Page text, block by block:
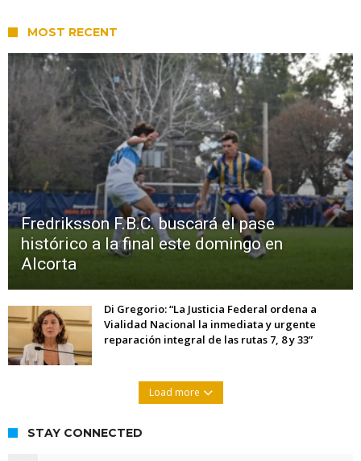
MOST RECENT
Fredriksson F.B.C. buscará el pase
histórico a la final este domingo en
Alcorta
Di Gregorio: “La Justicia Federal ordena a
Vialidad Nacional la inmediata y urgente
reparación integral de las rutas 7, 8 y 33”
Load more
STAY CONNECTED